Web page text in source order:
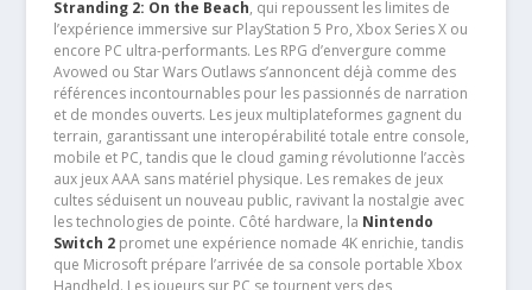
Stranding 2: On the Beach, qui repoussent les limites de
l’expérience immersive sur PlayStation 5 Pro, Xbox Series X ou
encore PC ultra-performants. Les RPG d’envergure comme
Avowed ou Star Wars Outlaws s’annoncent déjà comme des
références incontournables pour les passionnés de narration
et de mondes ouverts. Les jeux multiplateformes gagnent du
terrain, garantissant une interopérabilité totale entre console,
mobile et PC, tandis que le cloud gaming révolutionne l’accès
aux jeux AAA sans matériel physique. Les remakes de jeux
cultes séduisent un nouveau public, ravivant la nostalgie avec
les technologies de pointe. Côté hardware, la Nintendo
Switch 2promet une expérience nomade 4K enrichie, tandis
que Microsoft prépare l’arrivée de sa console portable Xbox
Handheld. Les joueurs sur PC se tournent vers des